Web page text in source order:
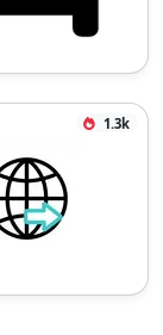
1.3k